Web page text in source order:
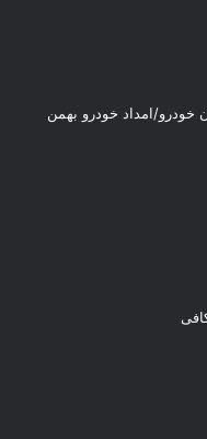
خودرو/امداد خودرو بهمن